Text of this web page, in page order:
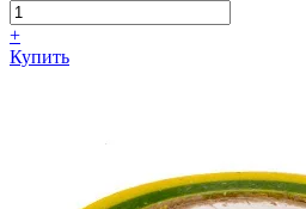
+
Купить